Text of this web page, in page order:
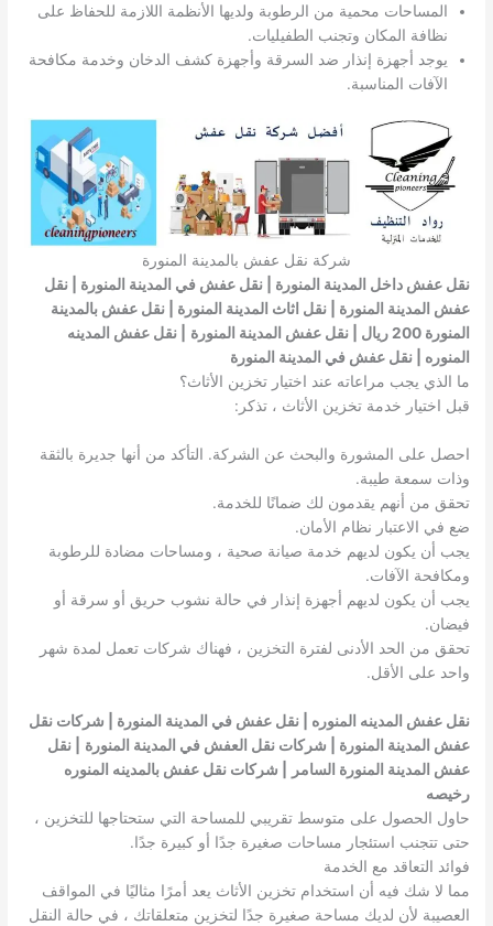
المساحات محمية من الرطوبة ولديها الأنظمة اللازمة للحفاظ على
نظافة المكان وتجنب الطفيليات.
يوجد أجهزة إنذار ضد السرقة وأجهزة كشف الدخان وخدمة مكافحة
الآفات المناسبة.
شركة نقل عفش بالمدينة المنورة
نقل عفش داخل المدينة المنورة | نقل عفش في المدينة المنورة | نقل
عفش المدينة المنورة | نقل اثاث المدينة المنورة | نقل عفش بالمدينة
المنورة 200 ريال | نقل عفش المدينة المنورة
| نقل عفش المدينه
المنوره | نقل عفش في المدينة المنورة
ما الذي يجب مراعاته عند اختيار تخزين الأثاث؟
قبل اختيار خدمة تخزين الأثاث ، تذكر:
احصل على المشورة والبحث عن الشركة. التأكد من أنها جديرة بالثقة
وذات سمعة طيبة.
تحقق من أنهم يقدمون لك ضمانًا للخدمة.
ضع في الاعتبار نظام الأمان.
يجب أن يكون لديهم خدمة صيانة صحية ، ومساحات مضادة للرطوبة
ومكافحة الآفات.
يجب أن يكون لديهم أجهزة إنذار في حالة نشوب حريق أو سرقة أو
فيضان.
تحقق من الحد الأدنى لفترة التخزين ، فهناك شركات تعمل لمدة شهر
واحد على الأقل.
نقل عفش المدينه المنوره | نقل عفش في المدينة المنورة | شركات نقل
عفش المدينة المنورة | شركات نقل العفش في المدينة المنورة
| نقل
عفش المدينة المنورة السامر
| شركات نقل عفش بالمدينه المنوره
رخيصه
حاول الحصول على متوسط ​​تقريبي للمساحة التي ستحتاجها للتخزين ،
حتى تتجنب استئجار مساحات صغيرة جدًا أو كبيرة جدًا.
فوائد التعاقد مع الخدمة
مما لا شك فيه أن استخدام تخزين الأثاث يعد أمرًا مثاليًا في المواقف
العصيبة لأن لديك مساحة صغيرة جدًا لتخزين متعلقاتك ، في حالة النقل